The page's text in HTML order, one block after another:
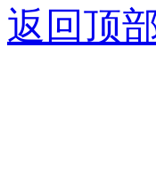
返回顶